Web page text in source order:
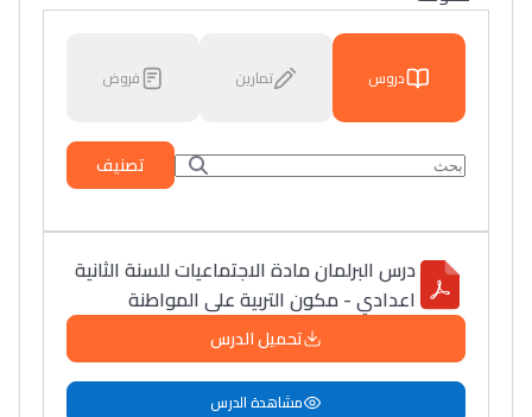
دروس تمارين فروض
تصنيف
درس البرلمان مادة الاجتماعيات للسنة الثانية
اعدادي - مكون التربية على المواطنة
تحميل الدرس
مشاهدة الدرس